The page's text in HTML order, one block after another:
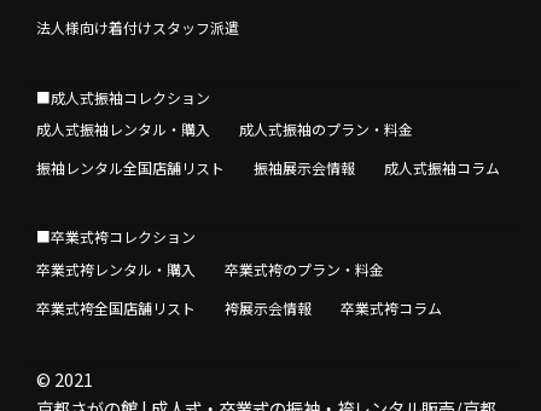
法人様向け着付けスタッフ派遣
■成人式振袖コレクション
成人式振袖レンタル・購入
成人式振袖のプラン・料金
振袖レンタル全国店舗リスト
振袖展示会情報 成人式振袖コラム
■卒業式袴コレクション
卒業式袴レンタル・購入
卒業式袴のプラン・料金
卒業式袴全国店舗リスト
袴展示会情報 卒業式袴コラム
© 2021